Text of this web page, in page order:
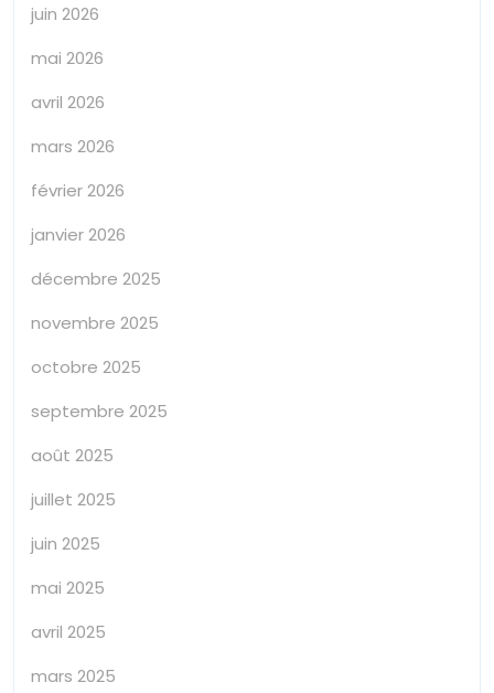
juin 2026
mai 2026
avril 2026
mars 2026
février 2026
janvier 2026
décembre 2025
novembre 2025
octobre 2025
septembre 2025
août 2025
juillet 2025
juin 2025
mai 2025
avril 2025
mars 2025